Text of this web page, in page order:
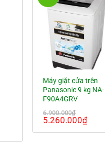
Máy giặt cửa trên
Panasonic 9 kg NA-
F90A4GRV
6.900.000₫
Giá
5.260.000₫Giá